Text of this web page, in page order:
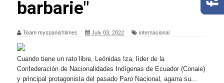
barbarie"
Team myspanishtimes July 03, 2022 internacional
Cuando tiene un rato libre, Leónidas Iza, líder de la
Confederación de Nacionalidades Indígenas de Ecuador (Conaie)
y principal protagonista del pasado Paro Nacional, agarra su...